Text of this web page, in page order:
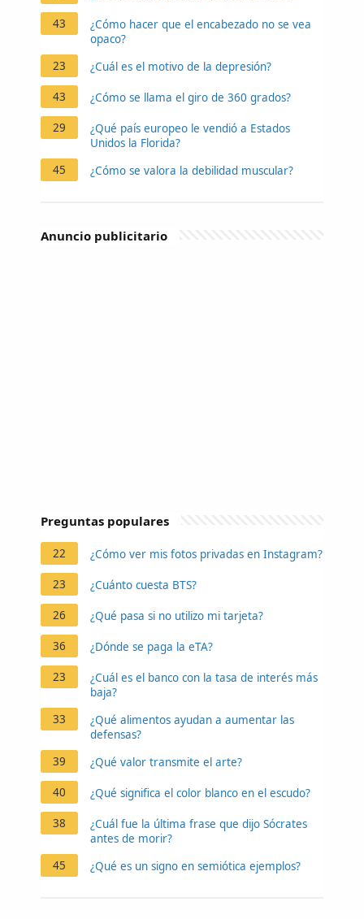
43
¿Cómo hacer que el encabezado no se vea
opaco?
23
¿Cuál es el motivo de la depresión?
43 ¿Cómo se llama el giro de 360 grados?
29
¿Qué país europeo le vendió a Estados
Unidos la Florida?
45
¿Cómo se valora la debilidad muscular?
Anuncio publicitario
Preguntas populares
22 ¿Cómo ver mis fotos privadas en Instagram?
23 ¿Cuánto cuesta BTS?
26 ¿Qué pasa si no utilizo mi tarjeta?
36 ¿Dónde se paga la eTA?
23
¿Cuál es el banco con la tasa de interés más
baja?
33
¿Qué alimentos ayudan a aumentar las
defensas?
39
¿Qué valor transmite el arte?
40 ¿Qué significa el color blanco en el escudo?
38
¿Cuál fue la última frase que dijo Sócrates
antes de morir?
45
¿Qué es un signo en semiótica ejemplos?